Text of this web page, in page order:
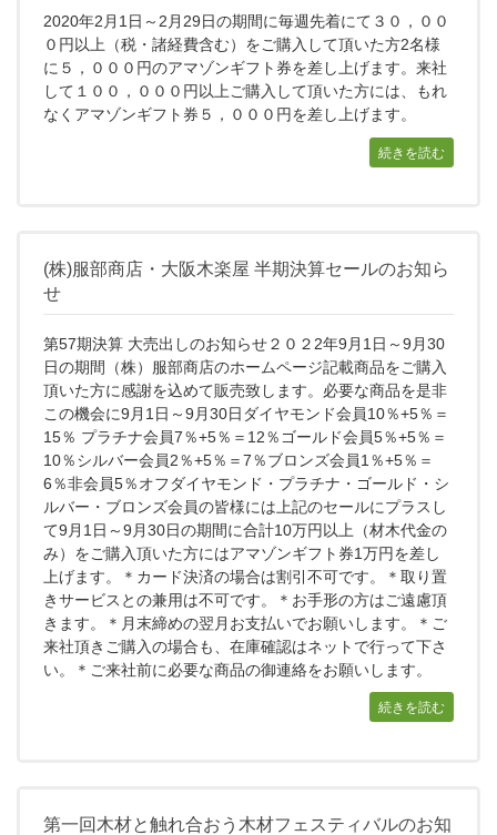
2020年2月1日～2月29日の期間に毎週先着にて３０，００
０円以上（税・諸経費含む）をご購入して頂いた方2名様
に５，０００円のアマゾンギフト券を差し上げます。来社
して１００，０００円以上ご購入して頂いた方には、もれ
なくアマゾンギフト券５，０００円を差し上げます。
続きを読む
(株)服部商店・大阪木楽屋 半期決算セールのお知ら
せ
第57期決算 大売出しのお知らせ２０２2年9月1日～9月30
日の期間（株）服部商店のホームページ記載商品をご購入
頂いた方に感謝を込めて販売致します。必要な商品を是非
この機会に9月1日～9月30日ダイヤモンド会員10％+5％＝
15％ プラチナ会員7％+5％＝12％ゴールド会員5％+5％＝
10％シルバー会員2％+5％＝7％ブロンズ会員1％+5％＝
6％非会員5％オフダイヤモンド・プラチナ・ゴールド・シ
ルバー・ブロンズ会員の皆様には上記のセールにプラスし
て9月1日～9月30日の期間に合計10万円以上（材木代金の
み）をご購入頂いた方にはアマゾンギフト券1万円を差し
上げます。＊カード決済の場合は割引不可です。＊取り置
きサービスとの兼用は不可です。＊お手形の方はご遠慮頂
きます。＊月末締めの翌月お支払いでお願いします。＊ご
来社頂きご購入の場合も、在庫確認はネットで行って下さ
い。＊ご来社前に必要な商品の御連絡をお願いします。
続きを読む
第一回木材と触れ合おう木材フェスティバルのお知